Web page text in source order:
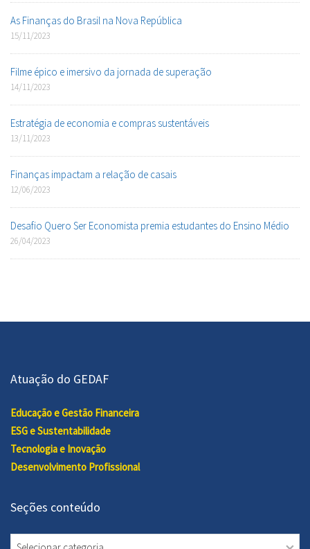
As Finanças do Brasil na Nova República
15/11/2023
Filme épico e imersivo da jornada de superação
14/11/2023
Estratégia de economia e compras sustentáveis
13/11/2023
Finanças impactam a relação de casais
12/06/2023
Desafio Quero Ser Economista premia estudantes do Ensino Médio
26/04/2023
Atuação do GEDAF
Educação e Gestão Financeira
ESG e Sustentabilidade
Tecnologia e Inovação
Desenvolvimento Profissional
Seções conteúdo
Seções